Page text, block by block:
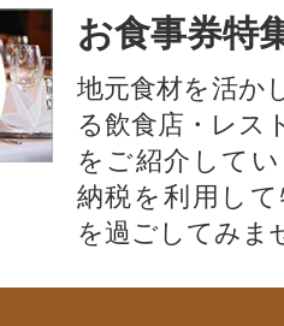
お食事券特
地元食材を活か
る飲食店・レス
をご紹介して
納税を利用し
を過ごしてみま